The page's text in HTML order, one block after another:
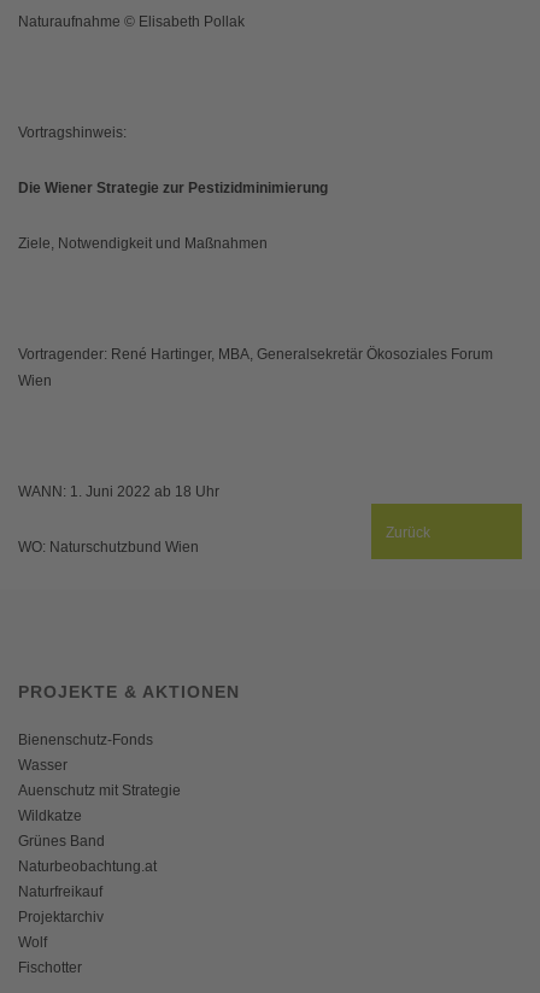
Naturaufnahme © Elisabeth Pollak
Vortragshinweis:
Die Wiener Strategie zur Pestizidminimierung
Ziele, Notwendigkeit und Maßnahmen
Vortragender: René Hartinger, MBA, Generalsekretär Ökosoziales Forum
Wien
WANN: 1. Juni 2022 ab 18 Uhr
WO: Naturschutzbund Wien
Zurück
PROJEKTE & AKTIONEN
Bienenschutz-Fonds
Wasser
Auenschutz mit Strategie
Wildkatze
Grünes Band
Naturbeobachtung.at
Naturfreikauf
Projektarchiv
Wolf
Fischotter